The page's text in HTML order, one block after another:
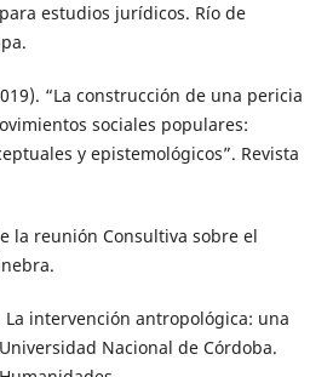
estudios jurídicos. Río de
“La construcción de una pericia
sociales populares:
y epistemológicos”. Revista
la reunión Consultiva sobre el
La intervención antropológica: una
Nacional de Córdoba.